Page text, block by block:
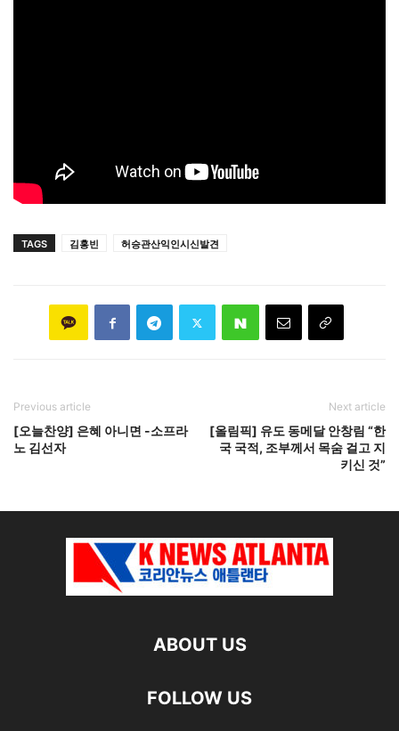
TAGS 김홍빈 허승관산익인시신발견
Previous article
[오늘찬양] 은혜 아니면 -소프라
노 김선자
Next article
[올림픽] 유도 동메달 안창림 “한
국 국적, 조부께서 목숨 걸고 지
키신 것”
ABOUT US
FOLLOW US